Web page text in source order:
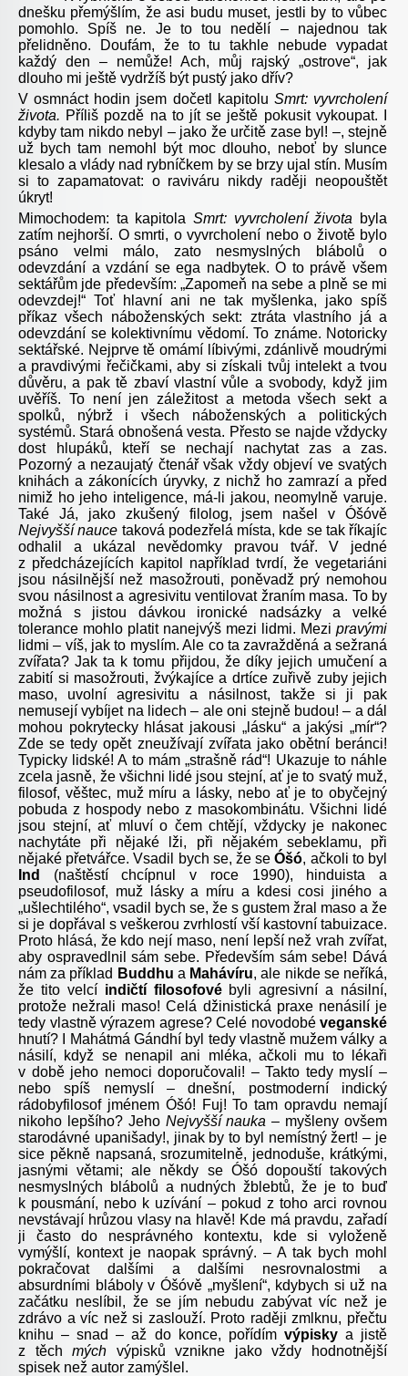
dnešku přemýšlím, že asi budu muset, jestli by to vůbec
pomohlo. Spíš ne. Je to tou nedělí – najednou tak
přelidněno. Doufám, že to tu takhle nebude vypadat
každý den – nemůže! Ach, můj rajský „ostrove“, jak
dlouho mi ještě vydržíš být pustý jako dřív?
V osmnáct hodin jsem dočetl kapitolu Smrt: vyvrcholení
života. Příliš pozdě na to jít se ještě pokusit vykoupat. I
kdyby tam nikdo nebyl – jako že určitě zase byl! –, stejně
už bych tam nemohl být moc dlouho, neboť by slunce
klesalo a vlády nad rybníčkem by se brzy ujal stín. Musím
si to zapamatovat: o raviváru nikdy raději neopouštět
úkryt!
Mimochodem: ta kapitola Smrt: vyvrcholení života
byla
zatím nejhorší. O smrti, o vyvrcholení nebo o životě bylo
psáno velmi málo, zato nesmyslných blábolů o
odevzdání a vzdání se ega nadbytek. O to právě všem
sektářům jde především: „Zapomeň na sebe a plně se mi
odevzdej!“ Toť hlavní ani ne tak myšlenka, jako spíš
příkaz všech náboženských sekt: ztráta vlastního já a
odevzdání se kolektivnímu vědomí. To známe. Notoricky
sektářské. Nejprve tě omámí líbivými, zdánlivě moudrými
a pravdivými řečičkami, aby si získali tvůj intelekt a tvou
důvěru, a pak tě zbaví vlastní vůle a svobody, když jim
uvěříš. To není jen záležitost a metoda všech sekt a
spolků, nýbrž i všech náboženských a politických
systémů. Stará obnošená vesta. Přesto se najde vždycky
dost hlupáků, kteří se nechají nachytat zas a zas.
Pozorný a nezaujatý čtenář však vždy objeví ve svatých
knihách a zákonících úryvky, z nichž ho zamrazí a před
nimiž ho jeho inteligence, má-li jakou, neomylně varuje.
Také Já, jako zkušený filolog, jsem našel v Óšóvě
Nejvyšší nauce taková podezřelá místa, kde se tak říkajíc
odhalil a ukázal nevědomky pravou tvář. V jedné
z předcházejících kapitol například tvrdí, že vegetariáni
jsou násilnější než masožrouti, poněvadž prý nemohou
svou násilnost a agresivitu ventilovat žraním masa. To by
možná s jistou dávkou ironické nadsázky a velké
tolerance mohlo platit nanejvýš mezi lidmi. Mezi pravými
lidmi – víš, jak to myslím. Ale co ta zavražděná a sežraná
zvířata? Jak ta k tomu přijdou, že díky jejich umučení a
zabití si masožrouti, žvýkajíce a drtíce zuřivě zuby jejich
maso, uvolní agresivitu a násilnost, takže si ji pak
nemusejí vybíjet na lidech – ale oni stejně budou! – a dál
mohou pokrytecky hlásat jakousi „lásku“ a jakýsi „mír“?
Zde se tedy opět zneužívají zvířata jako obětní beránci!
Typicky lidské! A to mám „strašně rád“! Ukazuje to náhle
zcela jasně, že všichni lidé jsou stejní, ať je to svatý muž,
filosof, věštec, muž míru a lásky, nebo ať je to obyčejný
pobuda z hospody nebo z masokombinátu. Všichni lidé
jsou stejní, ať mluví o čem chtějí, vždycky je nakonec
nachytáte při nějaké lži, při nějakém sebeklamu, při
nějaké přetvářce. Vsadil bych se, že seÓšó, ačkoli to byl
Ind
(naštěstí chcípnul v roce 1990), hinduista a
pseudofilosof, muž lásky a míru a kdesi cosi jiného a
„ušlechtilého“, vsadil bych se, že s gustem žral maso a že
si je dopřával s veškerou zvrhlostí vší kastovní tabuizace.
Proto hlásá, že kdo nejí maso, není lepší než vrah zvířat,
aby ospravedlnil sám sebe. Především sám sebe! Dává
nám za příklad Buddhu a Mahávíru, ale nikde se neříká,
že tito velcí indičtí filosofovébyli agresivní a násilní,
protože nežrali maso! Celá džinistická praxe nenásilí je
tedy vlastně výrazem agrese? Celé novodobé veganské
hnutí? I Mahátmá Gándhí byl tedy vlastně mužem války a
násilí, když se nenapil ani mléka, ačkoli mu to lékaři
v době jeho nemoci doporučovali! – Takto tedy myslí –
nebo spíš nemyslí – dnešní, postmoderní indický
rádobyfilosof jménem Óšó! Fuj! To tam opravdu nemají
nikoho lepšího? Jeho Nejvyšší nauka – myšleny ovšem
starodávné upanišady!, jinak by to byl nemístný žert! – je
sice pěkně napsaná, srozumitelně, jednoduše, krátkými,
jasnými větami; ale někdy se Óšó dopouští takových
nesmyslných blábolů a nudných žblebtů, že je to buď
k pousmání, nebo k uzívání – pokud z toho arci rovnou
nevstávají hrůzou vlasy na hlavě! Kde má pravdu, zařadí
ji často do nesprávného kontextu, kde si vyloženě
vymýšlí, kontext je naopak správný. – A tak bych mohl
pokračovat dalšími a dalšími nesrovnalostmi a
absurdními bláboly v Óšóvě „myšlení“, kdybych si už na
začátku neslíbil, že se jím nebudu zabývat víc než je
zdrávo a víc než si zaslouží. Proto raději zmlknu, přečtu
knihu – snad – až do konce, pořídím výpiskya jistě
z těchmých výpisků vznikne jako vždy hodnotnější
spisek než autor zamýšlel.